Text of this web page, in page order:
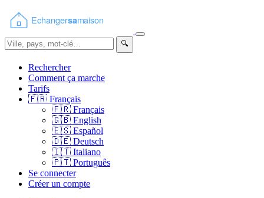
🔍
Rechercher
Comment ça marche
Tarifs
🇫🇷 Français
🇫🇷 Français
🇬🇧 English
🇪🇸 Español
🇩🇪 Deutsch
🇮🇹 Italiano
🇵🇹 Português
Se connecter
Créer un compte